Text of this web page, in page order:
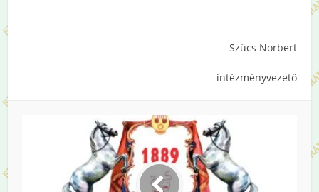
Szűcs Norbert
intézményvezető